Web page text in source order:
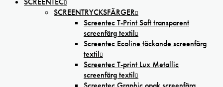
SCREENTRYCKSFÄRGER
Screentec T-Print Soft transparent
screenfärg textil
Screentec Ecoline täckande screenfärg
textil
Screentec T-print Lux Metallic
screenfärg textil